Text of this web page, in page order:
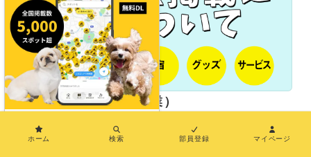
長期パートナー（協業）
ホーム 検索 部員登録 マイページ